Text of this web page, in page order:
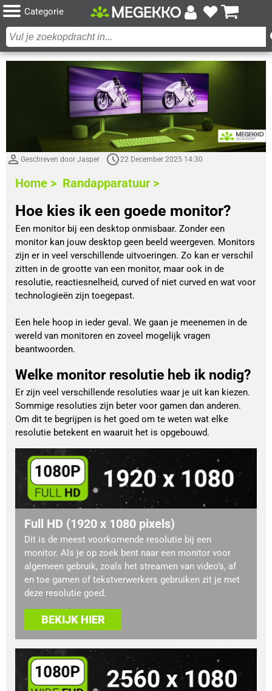
Categorie
Geschreven door Jasper 22 December 2025 14:30
Home > Randapparatuur >
Hoe kies ik een goede monitor?
Een monitor bij een desktop onmisbaar. Zonder een
monitor kan jouw desktop geen beeld weergeven. Monitors
zijn er in veel verschillende uitvoeringen. Zo kan er verschil
zitten in de grootte van een monitor, maar ook in de
resolutie, reactiesnelheid, curved of niet curved en wat voor
technologieën zijn toegepast.
Een hele hoop in ieder geval. We gaan je meenemen in de
wereld van monitoren en zoveel mogelijk vragen
beantwoorden.
Welke monitor resolutie heb ik nodig?
Er zijn veel verschillende resoluties waar je uit kan kiezen.
Sommige resoluties zijn beter voor gamen dan anderen.
Om dit te begrijpen is het goed om te weten wat elke
resolutie betekent en waaruit het is opgebouwd.
Full HD (1920 x 1080 pixels)
Dit is de meest voorkomende resolutie bij een
monitor. Als je op zoek bent naar een monitor voor
algemeen gebruik, zoals het streamen van video’s, af
en toe gamen of tekstverwerkers gebruiken zit je met
deze resolutie goed.
BEKIJK HIER